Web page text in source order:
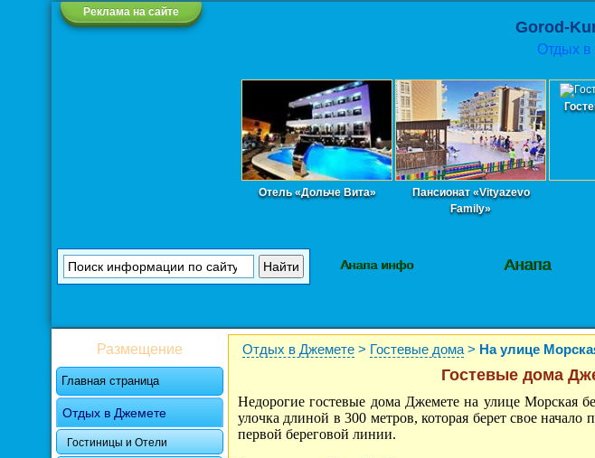
Реклама на сайте
Gorod-
Отдых в
Отель «Дольче Вита»
Пансионат «Vityazevo
Family»
Анапа инфо Анапа
Размещение
Главная страница
Отдых в Джемете
Гостиницы и Отели
Отдых в Джемете > Гостевые дома > На улице
Гостевые дома
Недорогие гостевые дома Джемете на улице Морская
улочка длиной в 300 метров, которая берет свое
первой береговой линии.